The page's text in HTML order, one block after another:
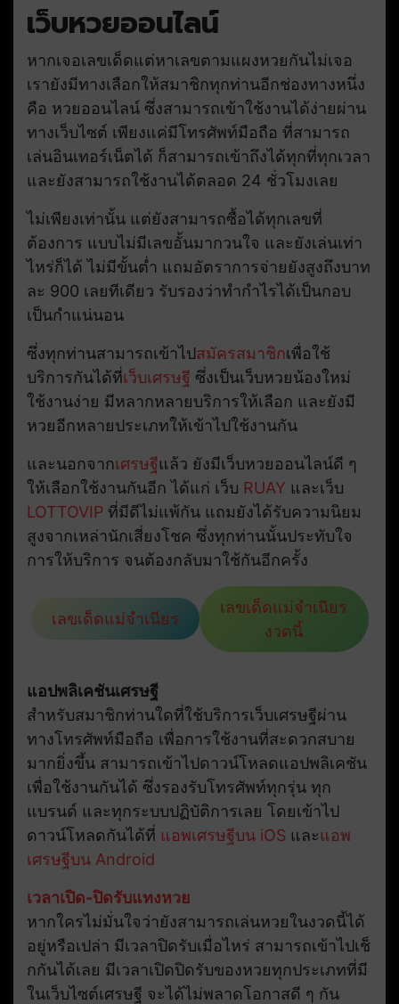
เว็บหวยออนไลน์
หากเจอเลขเด็ดแต่หาเลขตามแผงหวยกันไม่เจอ
เรายังมีทางเลือกให้สมาชิกทุกท่านอีกช่องทางหนึ่ง
คือ หวยออนไลน์ ซึ่งสามารถเข้าใช้งานได้ง่ายผ่าน
ทางเว็บไซต์ เพียงแค่มีโทรศัพท์มือถือ ที่สามารถ
เล่นอินเทอร์เน็ตได้ ก็สามารถเข้าถึงได้ทุกที่ทุกเวลา
และยังสามารถใช้งานได้ตลอด 24 ชั่วโมงเลย
ไม่เพียงเท่านั้น แต่ยังสามารถซื้อได้ทุกเลขที่
ต้องการ แบบไม่มีเลขอั้นมากวนใจ และยังเล่นเท่า
ไหร่ก็ได้ ไม่มีขั้นต่ำ แถมอัตราการจ่ายยังสูงถึงบาท
ละ 900 เลยทีเดียว รับรองว่าทำกำไรได้เป็นกอบ
เป็นกำแน่นอน
ซึ่งทุกท่านสามารถเข้าไปสมัครสมาชิกเพื่อใช้
บริการกันได้ที่เว็บเศรษฐี ซึ่งเป็นเว็บหวยน้องใหม่
ใช้งานง่าย มีหลากหลายบริการให้เลือก และยังมี
หวยอีกหลายประเภทให้เข้าไปใช้งานกัน
และนอกจากเศรษฐีแล้ว ยังมีเว็บหวยออนไลน์ดี ๆ
ให้เลือกใช้งานกันอีก ได้แก่ เว็บ RUAY และเว็บ
LOTTOVIP ที่มีดีไม่แพ้กัน แถมยังได้รับความนิยม
สูงจากเหล่านักเสี่ยงโชค ซึ่งทุกท่านนั้นประทับใจ
การให้บริการ จนต้องกลับมาใช้กันอีกครั้ง
เลขเด็ดแม่จำเนียร
เลขเด็ดแม่จำเนียร
งวดนี้
แอปพลิเคชันเศรษฐี
สำหรับสมาชิกท่านใดที่ใช้บริการเว็บเศรษฐีผ่าน
ทางโทรศัพท์มือถือ เพื่อการใช้งานที่สะดวกสบาย
มากยิ่งขึ้น สามารถเข้าไปดาวน์โหลดแอปพลิเคชัน
เพื่อใช้งานกันได้ ซึ่งรองรับโทรศัพท์ทุกรุ่น ทุก
แบรนด์ และทุกระบบปฏิบัติการเลย โดยเข้าไป
ดาวน์โหลดกันได้ที่ แอพเศรษฐีบน iOS และแอพ
เศรษฐีบน Android
เวลาเปิด-ปิดรับแทงหวย
หากใครไม่มั่นใจว่ายังสามารถเล่นหวยในงวดนี้ได้
อยู่หรือเปล่า มีเวลาปิดรับเมื่อไหร่ สามารถเข้าไปเช็
กกันได้เลย มีเวลาเปิดปิดรับของหวยทุกประเภทที่มี
ในเว็บไซต์เศรษฐี จะได้ไม่พลาดโอกาสดี ๆ กัน